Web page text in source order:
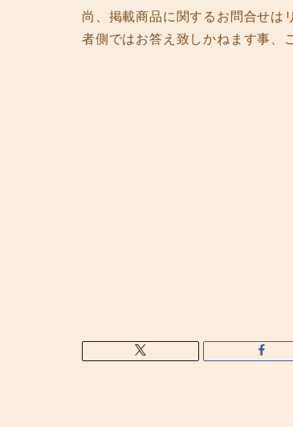
尚、掲載商品に関するお問合せは
者側ではお答え致しかねます事、